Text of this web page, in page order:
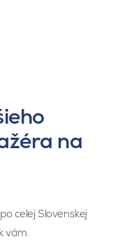
na
celej Slovenskej
vám.